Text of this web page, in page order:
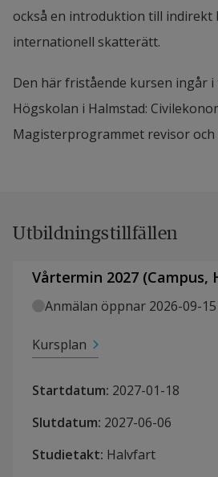
också en introduktion till indirekt
internationell skatterätt.
Den här fristående kursen ingår
Högskolan i Halmstad:
Magisterprogrammet revisor och
Utbildningstillfällen
Vårtermin 2027 (Campus,
Anmälan öppnar 2026-09-15
Kursplan
Startdatum: 2027-01-18
Slutdatum: 2027-06-06
Studietakt: Halvfart
Medarbetarwebb